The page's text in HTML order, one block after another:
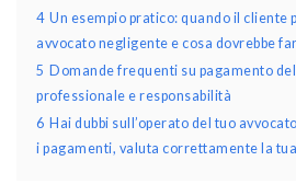
4 Un esempio pratico: quando il cliente
avvocato negligente e cosa dovrebbe
5 Domande frequenti su pagamento
professionale e responsabilità
6 Hai dubbi sull’operato del tuo
i pagamenti, valuta correttamente la